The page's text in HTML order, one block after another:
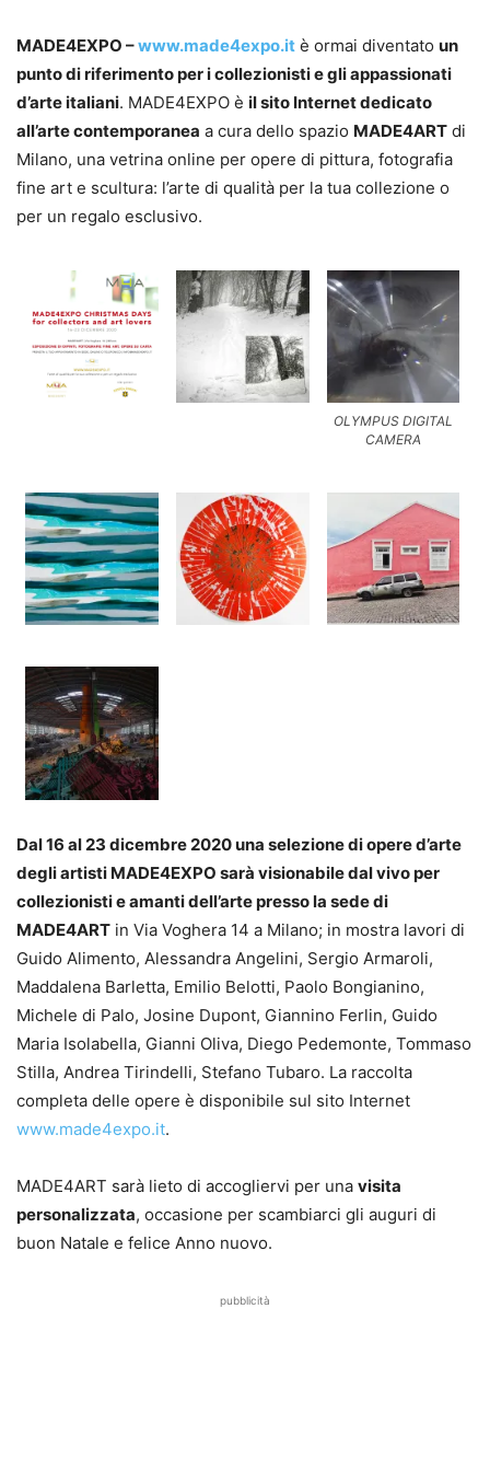
MADE4EXPO –www.made4expo.it è ormai diventato un
punto di riferimento per i collezionisti e gli appassionati
d’arte italiani. MADE4EXPO è il sito Internet dedicato
all’arte contemporanea a cura dello spazio MADE4ART di
Milano, una vetrina online per opere di pittura, fotografia
fine art e scultura: l’arte di qualità per la tua collezione o
per un regalo esclusivo.
OLYMPUS DIGITAL
CAMERA
Dal 16 al 23 dicembre 2020 una selezione di opere d’arte
degli artisti MADE4EXPO sarà visionabile dal vivo per
collezionisti e amanti dell’arte presso la sede di
MADE4ART in Via Voghera 14 a Milano; in mostra lavori di
Guido Alimento, Alessandra Angelini, Sergio Armaroli,
Maddalena Barletta, Emilio Belotti, Paolo Bongianino,
Michele di Palo, Josine Dupont, Giannino Ferlin, Guido
Maria Isolabella, Gianni Oliva, Diego Pedemonte, Tommaso
Stilla, Andrea Tirindelli, Stefano Tubaro. La raccolta
completa delle opere è disponibile sul sito Internet
www.made4expo.it.
MADE4ART sarà lieto di accogliervi per una visita
personalizzata, occasione per scambiarci gli auguri di
buon Natale e felice Anno nuovo.
pubblicità